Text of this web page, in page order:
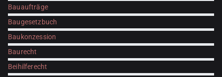
Bauaufträge
Baugesetzbuch
Baukonzession
Baurecht
Beihilferecht